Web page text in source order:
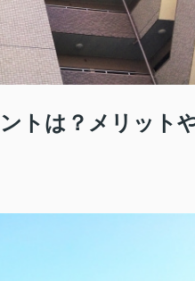
トは？メリット